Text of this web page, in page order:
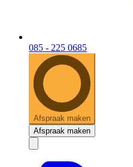
085 - 225 0685
Afspraak maken
Afspraak maken